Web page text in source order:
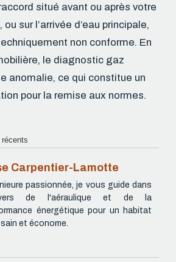
situé avant ou après votre
sur l’arrivée d’eau principale,
non conforme. En
le diagnostic gaz
anomalie, ce qui constitue un
pour la remise aux normes.
Carpentier-Lamotte
passionnée, je vous guide dans
de l'aéraulique et de la
énergétique pour un habitat
et économe.